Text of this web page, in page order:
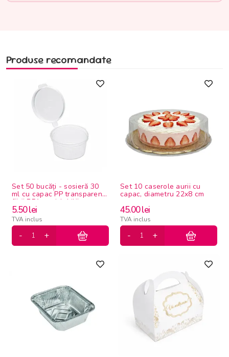
Produse recomandate
Set 50 bucăți - sosieră 30
ml cu capac PP transparentă
fără BPA, reciclabilă
5.50lei
TVA inclus
Set 10 caserole aurii cu
capac, diametru 22x8 cm
45.00lei
TVA inclus